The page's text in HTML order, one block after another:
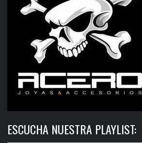
ESCUCHA NUESTRA PLAYLIST: